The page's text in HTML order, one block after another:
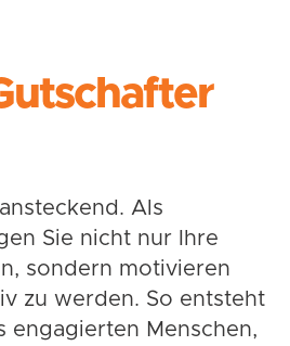
Als
Sie nicht nur Ihre
sondern motivieren
zu werden. So entsteht
engagierten Menschen,